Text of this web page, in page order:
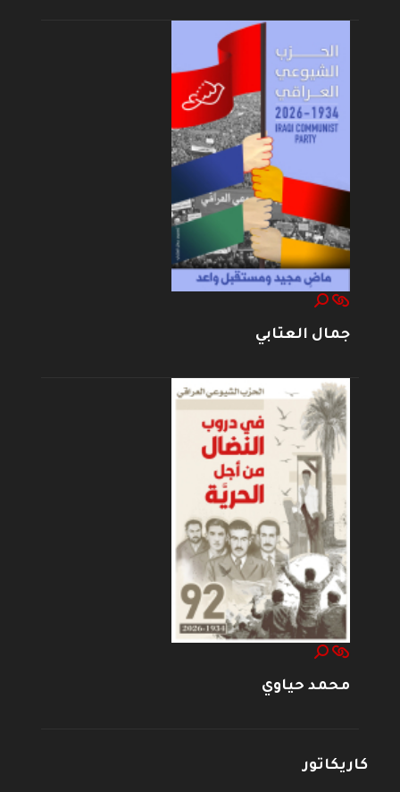
جمال العتابي
محمد حياوي
كاريكاتور